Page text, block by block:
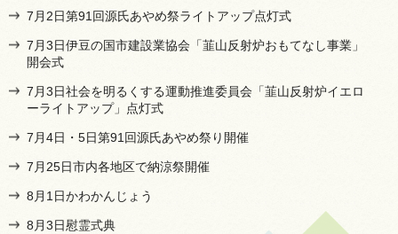
7月2日第91回源氏あやめ祭ライトアップ点灯式
7月3日伊豆の国市建設業協会「韮山反射炉おもてなし事業」
開会式
7月3日社会を明るくする運動推進委員会「韮山反射炉イエロ
ーライトアップ」点灯式
7月4日・5日第91回源氏あやめ祭り開催
7月25日市内各地区で納涼祭開催
8月1日かわかんじょう
8月3日慰霊式典